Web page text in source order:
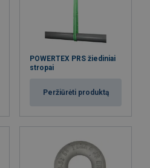
POWERTEX PRS žiediniai
stropai
Peržiūrėti produktą